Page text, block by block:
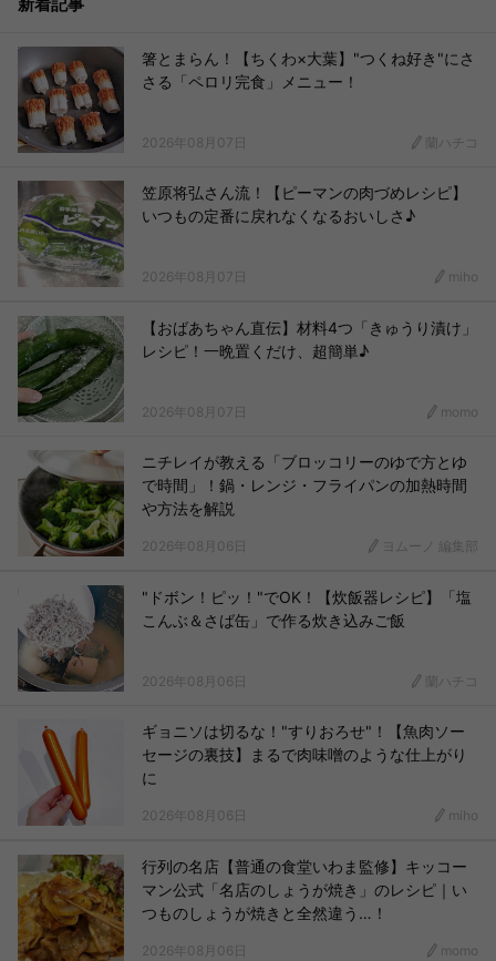
箸とまらん！【ちくわ×大葉】"つくね好き"にさ
さる「ペロリ完食」メニュー！
2026年08月07日 蘭ハチコ
笠原将弘さん流！【ピーマンの肉づめレシピ】
いつもの定番に戻れなくなるおいしさ♪
2026年08月07日 miho
【おばあちゃん直伝】材料4つ「きゅうり漬け」
レシピ！一晩置くだけ、超簡単♪
2026年08月07日 momo
ニチレイが教える「ブロッコリーのゆで方とゆ
で時間」！鍋・レンジ・フライパンの加熱時間
や方法を解説
2026年08月06日 ヨムーノ 編集部
"ドボン！ピッ！"でOK！【炊飯器レシピ】「塩
こんぶ＆さば缶」で作る炊き込みご飯
2026年08月06日 蘭ハチコ
ギョニソは切るな！"すりおろせ"！【魚肉ソー
セージの裏技】まるで肉味噌のような仕上がり
に
2026年08月06日 miho
行列の名店【普通の食堂いわま監修】キッコー
マン公式「名店のしょうが焼き」のレシピ｜い
つものしょうが焼きと全然違う…！
2026年08月06日 momo